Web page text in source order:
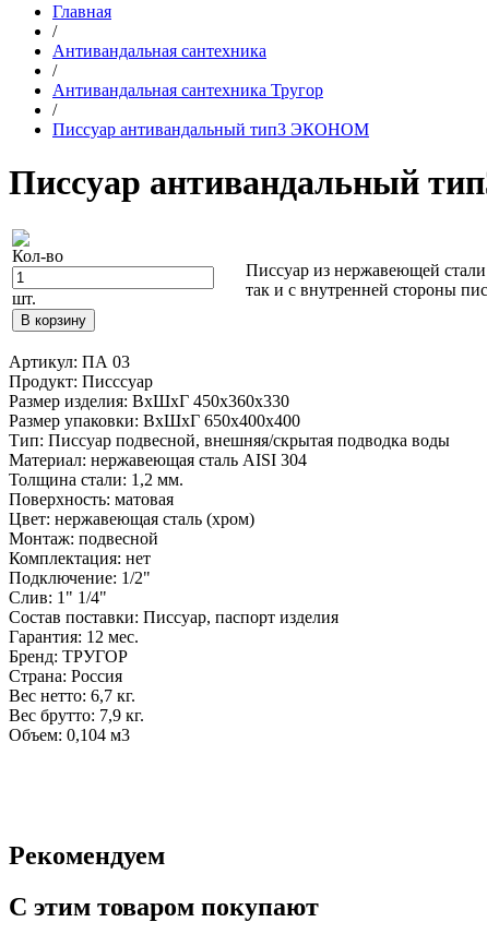
Главная
/
Антивандальная сантехника
/
Антивандальная сантехника Тругор
/
Писсуар антивандальный тип3 ЭКОНОМ
Писсуар антивандальный
Кол-во
шт.
В корзину
Писсуар из нержавеющей
так и с внутренней стороны
Артикул: ПА 03
Продукт: Писссуар
Размер изделия: ВхШхГ 450х360х330
Размер упаковки: ВхШхГ 650х400х400
Тип: Писсуар подвесной, внешняя/скрытая подводка воды
Материал: нержавеющая сталь AISI 304
Толщина стали: 1,2 мм.
Поверхность: матовая
Цвет: нержавеющая сталь (хром)
Монтаж: подвесной
Комплектация: нет
Подключение: 1/2"
Слив: 1" 1/4"
Состав поставки: Писсуар, паспорт изделия
Гарантия: 12 мес.
Бренд: ТРУГОР
Страна: Россия
Вес нетто: 6,7 кг.
Вес брутто: 7,9 кг.
Объем: 0,104 м3
Рекомендуем
C этим товаром покупают